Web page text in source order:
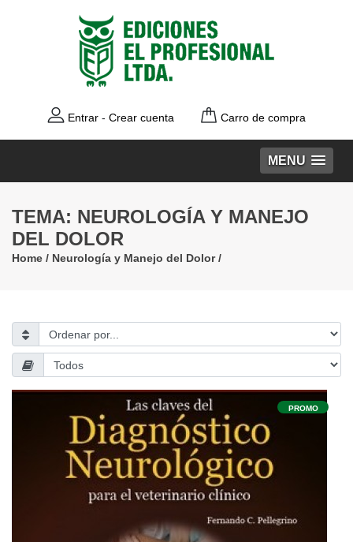
Entrar - Crear cuenta Carro de compra
MENU
TEMA: NEUROLOGÍA Y MANEJO
DEL DOLOR
Home / Neurología y Manejo del Dolor/
PROMO